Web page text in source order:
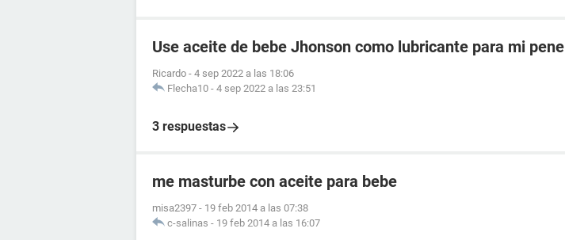
Use aceite de bebe Jhonson como lubricante para mi pene
Ricardo - 4 sep 2022 a las 18:06
Flecha10 - 4 sep 2022 a las 23:51
3 respuestas
me masturbe con aceite para bebe
misa2397 - 19 feb 2014 a las 07:38
c-salinas - 19 feb 2014 a las 16:07